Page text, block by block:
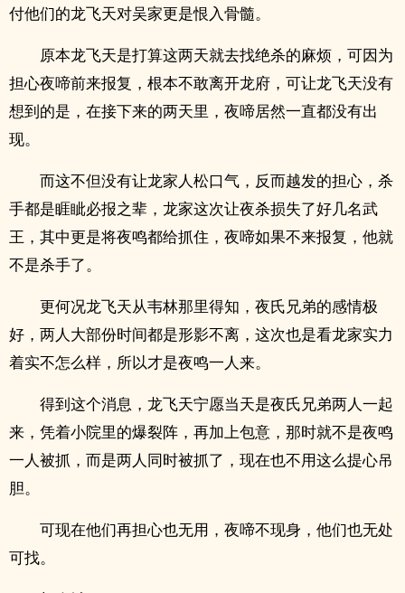
付他们的龙飞天对吴家更是恨入骨髓。
原本龙飞天是打算这两天就去找绝杀的麻烦，可因为
担心夜啼前来报复，根本不敢离开龙府，可让龙飞天没有
想到的是，在接下来的两天里，夜啼居然一直都没有出
现。
而这不但没有让龙家人松口气，反而越发的担心，杀
手都是睚眦必报之辈，龙家这次让夜杀损失了好几名武
王，其中更是将夜鸣都给抓住，夜啼如果不来报复，他就
不是杀手了。
更何况龙飞天从韦林那里得知，夜氏兄弟的感情极
好，两人大部份时间都是形影不离，这次也是看龙家实力
着实不怎么样，所以才是夜鸣一人来。
得到这个消息，龙飞天宁愿当天是夜氏兄弟两人一起
来，凭着小院里的爆裂阵，再加上包意，那时就不是夜鸣
一人被抓，而是两人同时被抓了，现在也不用这么提心吊
胆。
可现在他们再担心也无用，夜啼不现身，他们也无处
可找。